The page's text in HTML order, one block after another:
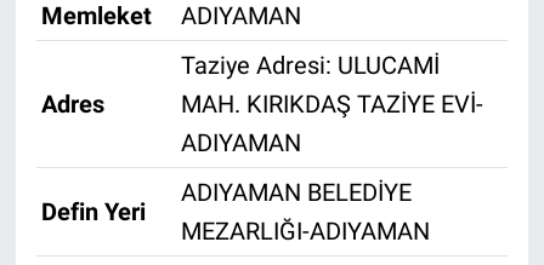
Memleket
ADIYAMAN
Adres
Taziye Adresi: ULUCAMİ
MAH. KIRIKDAŞ TAZİYE EVİ-
ADIYAMAN
Defin Yeri
ADIYAMAN BELEDİYE
MEZARLIĞI-ADIYAMAN